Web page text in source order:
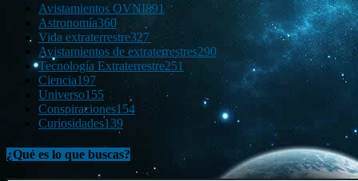
Avistamientos OVNI891
Astronomía360
Vida extraterrestre327
Avistamientos de extraterrestres290
Tecnología Extraterrestre251
Ciencia197
Universo155
Conspiraciones154
Curiosidades139
¿Qué es lo que buscas?